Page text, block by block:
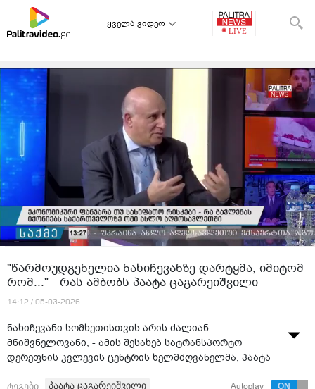
ყველა ვიდეო
"წარმოუდგენელია ნახიჩევანზე დარტყმა, იმიტომ
რომ..." - რას ამბობს პაატა ცაგარეიშვილი
14:12 / 05-03-2026
ნახიჩევანი სომხეთისთვის არის ძალიან
მნიშვნელოვანი, - ამის შესახებ სატრანსპორტო
დერეფნის კვლევის ცენტრის ხელმძღვანელმა, პაატა
ცაგარეიშვილმა გადაცემა "საქმეში" ისაუბრა.
ტეგები: პაატა ცაგარეიშვილი Autoplay